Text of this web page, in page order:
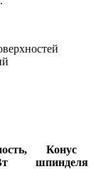
Конус
шпинделя